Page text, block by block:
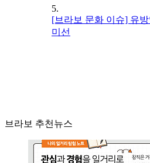
5.
[브라보 문화 이슈] 유
미선
브라보 추천뉴스